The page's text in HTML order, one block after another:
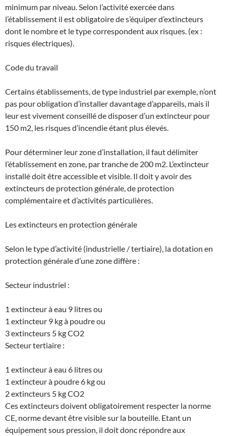
minimum par niveau. Selon l’activité exercée dans
l’établissement il est obligatoire de s’équiper d’extincteurs
dont le nombre et le type correspondent aux risques. (ex :
risques électriques).
Code du travail
Certains établissements, de type industriel par exemple, n’ont
pas pour obligation d’installer davantage d’appareils, mais il
leur est vivement conseillé de disposer d’un extincteur pour
150 m2, les risques d’incendie étant plus élevés.
Pour déterminer leur zone d’installation, il faut délimiter
l’établissement en zone, par tranche de 200 m2. L’extincteur
installé doit être accessible et visible. Il doit y avoir des
extincteurs de protection générale, de protection
complémentaire et d’activités particulières.
Les extincteurs en protection générale
Selon le type d’activité (industrielle / tertiaire), la dotation en
protection générale d’une zone diffère :
Secteur industriel :
1 extincteur à eau 9 litres ou
1 extincteur 9 kg à poudre ou
3 extincteurs 5 kg CO2
Secteur tertiaire :
1 extincteur à eau 6 litres ou
1 extincteur à poudre 6 kg ou
2 extincteurs 5 kg CO2
Ces extincteurs doivent obligatoirement respecter la norme
CE, norme devant être visible sur la bouteille. Etant un
équipement sous pression, il doit donc répondre aux